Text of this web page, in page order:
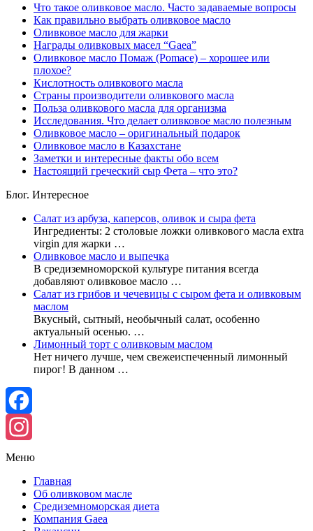
Что такое оливковое масло. Часто задаваемые вопросы
Как правильно выбрать оливковое масло
Оливковое масло для жарки
Награды оливковых масел “Gaea”
Оливковое масло Помаж (Pomace) – хорошее или
плохое?
Кислотность оливкового масла
Страны производители оливкового масла
Польза оливкового масла для организма
Исследования. Что делает оливковое масло полезным
Оливковое масло – оригинальный подарок
Оливковое масло в Казахстане
Заметки и интересные факты обо всем
Настоящий греческий сыр Фета – что это?
Блог. Интересное
Салат из арбуза, каперсов, оливок и сыра фета
Ингредиенты: 2 столовые ложки оливкового масла extra
virgin для жарки …
Оливковое масло и выпечка
В средиземноморской культуре питания всегда
добавляют оливковое масло …
Салат из грибов и чечевицы с сыром фета и оливковым
маслом
Вкусный, сытный, необычный салат, особенно
актуальный осенью. …
Лимонный торт с оливковым маслом
Нет ничего лучше, чем свежеиспеченный лимонный
пирог! В данном …
Facebook
Instagram
Меню
Главная
Об оливковом масле
Средиземноморская диета
Компания Gaea